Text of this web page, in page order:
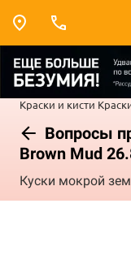
Краски и кисти
Вопросы
Brown Mud
Куски мокрой